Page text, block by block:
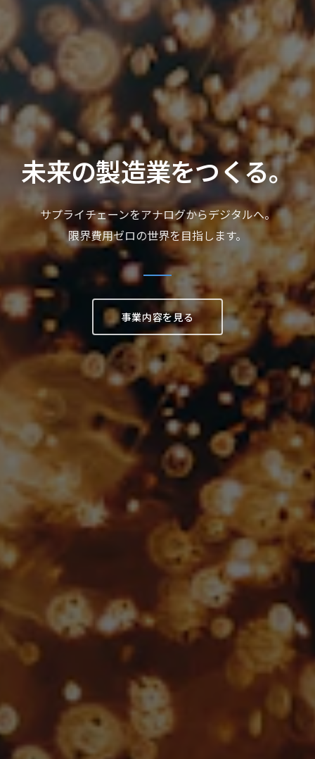
未来の製造業をつくる。
サプライチェーンをアナログからデジタルへ。
限界費用ゼロの世界を目指します。
事業内容を見る